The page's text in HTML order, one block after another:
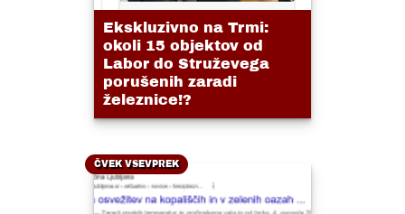
Ekskluzivno na Trmi:
okoli 15 objektov od
Labor do Struževega
porušenih zaradi
železnice!?
ČVEK VSEVPREK